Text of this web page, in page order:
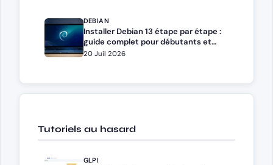
DEBIAN
Installer Debian 13 étape par étape :
guide complet pour débutants et
administrateurs
20 Juil 2026
Tutoriels au hasard
GLPI